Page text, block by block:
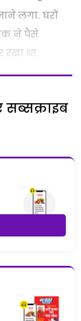
लगा. घरों
ने पैसे
था.